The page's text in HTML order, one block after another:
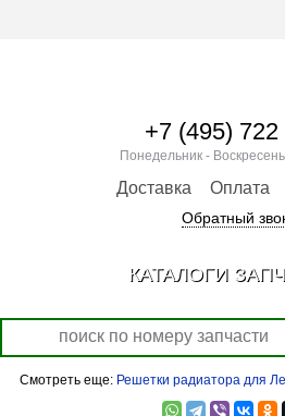
Смотреть еще: Решетки радиатора для
+7 (495) 722
Понедельник -
Доставка Оплата
Обратный
КАТАЛОГИ